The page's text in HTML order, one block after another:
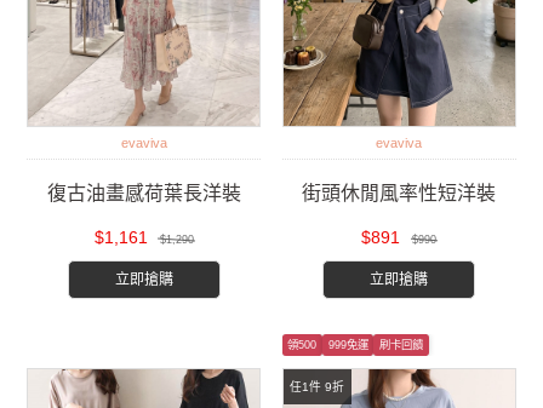
evaviva
復古油畫感荷葉長洋裝
$1,161 $1,290
立即搶購
evaviva
街頭休閒風率性短洋裝
$891 $990
立即搶購
任1件 9折
領500 999免運 刷卡回饋